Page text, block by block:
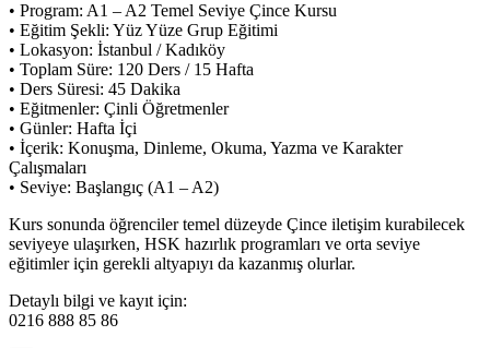
• Program: A1 – A2 Temel Seviye Çince Kursu
• Eğitim Şekli: Yüz Yüze Grup Eğitimi
• Lokasyon: İstanbul / Kadıköy
• Toplam Süre: 120 Ders / 15 Hafta
• Ders Süresi: 45 Dakika
• Eğitmenler: Çinli Öğretmenler
• Günler: Hafta İçi
• İçerik: Konuşma, Dinleme, Okuma, Yazma ve Karakter
Çalışmaları
• Seviye: Başlangıç (A1 – A2)
Kurs sonunda öğrenciler temel düzeyde Çince iletişim kurabilecek
seviyeye ulaşırken, HSK hazırlık programları ve orta seviye
eğitimler için gerekli altyapıyı da kazanmış olurlar.
Detaylı bilgi ve kayıt için:
0216 888 85 86